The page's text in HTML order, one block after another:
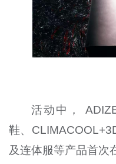
活动中，
鞋、
及连体服等产品首次